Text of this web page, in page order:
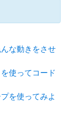
な動きをさせ
使ってコード
を使ってみよ